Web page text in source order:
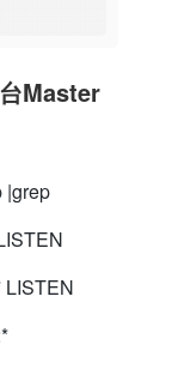
message
Master
|grep
LISTEN